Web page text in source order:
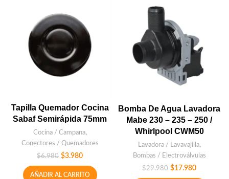
Tapilla Quemador Cocina
Sabaf Semirápida 75mm
Cocina / Campana,
Conectores / Quemadores
$6.980 $3.980
AÑADIR AL CARRITO
Bomba De Agua Lavadora
Mabe 230 – 235 – 250 /
Whirlpool CWM50
Lavadora / Lavavajilla,
Bombas / Electroválvulas
$29.980 $17.980